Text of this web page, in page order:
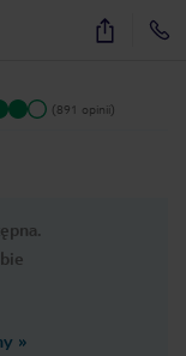
39
(891 opinii)
»